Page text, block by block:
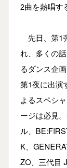
2曲を熱唱す
先日、第1
れ、多くの
るダンス企
第1夜に出演
よるスペシ
ージは必見
ル、
K、
ZO、三代目